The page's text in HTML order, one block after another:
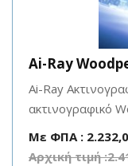
Ai-Ray
Ai-Ray
ακτινογραφικό
Με ΦΠΑ :
Αρχική τιμή